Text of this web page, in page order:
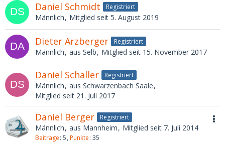
Daniel Schmidt Registriert
Männlich Mitglied seit 5. August 2019
Dieter Arzberger Registriert
Männlich aus Selb Mitglied seit 15. November 2017
Daniel Schaller Registriert
Männlich aus Schwarzenbach Saale
Mitglied seit 21. Juli 2017
Daniel Berger Registriert
Männlich aus Mannheim Mitglied seit 7. Juli 2014
Beiträge 5 Punkte 35